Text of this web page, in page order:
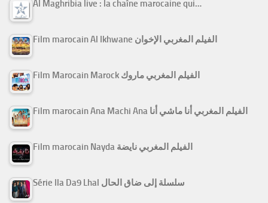
Al Maghribia live : la chaîne marocaine qui…
Film marocain Al Ikhwane الفيلم المغربي الإخوان
Film Marocain Marock الفيلم المغربي ماروك
Film marocain Ana Machi Ana الفيلم المغربي أنا ماشي أنا
Film marocain Nayda الفيلم المغربي نايضة
Série Ila Da9 Lhal سلسلة إلى ضاق الحال